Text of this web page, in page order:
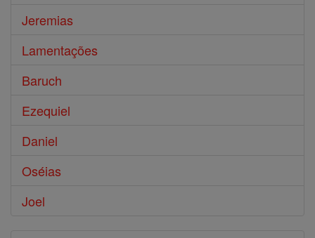
Jeremias
Lamentações
Baruch
Ezequiel
Daniel
Oséias
Joel